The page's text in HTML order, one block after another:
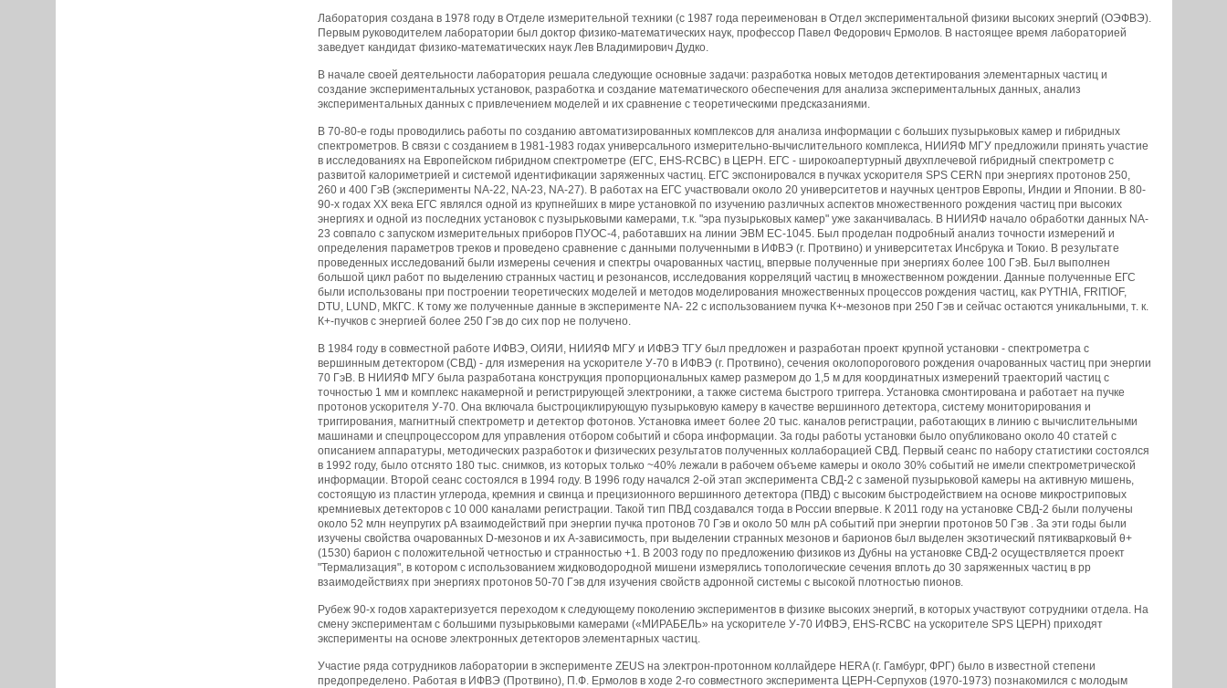
Лаборатория создана в 1978 году в Отделе измерительной техники (с 1987 года переименован в Отдел экспериментальной физики высоких энергий (ОЭФВЭ).
Первым руководителем лаборатории был доктор физико-математических наук, профессор Павел Федорович Ермолов. В настоящее время лабораторией
заведует кандидат физико-математических наук Лев Владимирович Дудко.
В начале своей деятельности лаборатория решала следующие основные задачи: разработка новых методов детектирования элементарных частиц и
создание экспериментальных установок, разработка и создание математического обеспечения для анализа экспериментальных данных, анализ
экспериментальных данных с привлечением моделей и их сравнение с теоретическими предсказаниями.
В 70-80-е годы проводились работы по созданию автоматизированных комплексов для анализа информации с больших пузырьковых камер и гибридных
спектрометров. В связи с созданием в 1981-1983 годах универсального измерительно-вычислительного комплекса, НИИЯФ МГУ предложили принять участие
в исследованиях на Европейском гибридном спектрометре (ЕГС, EHS-RCBC) в ЦЕРН. ЕГС - широкоапертурный двухплечевой гибридный спектрометр с
развитой калориметрией и системой идентификации заряженных частиц. ЕГС экспонировался в пучках ускорителя SPS CERN при энергиях протонов 250,
260 и 400 ГэВ (эксперименты NA-22, NA-23, NA-27). В работах на ЕГС участвовали около 20 университетов и научных центров Европы, Индии и Японии. В 80-
90-х годах XX века ЕГС являлся одной из крупнейших в мире установкой по изучению различных аспектов множественного рождения частиц при высоких
энергиях и одной из последних установок с пузырьковыми камерами, т.к. "эра пузырьковых камер" уже заканчивалась. В НИИЯФ начало обработки данных NA-
23 совпало с запуском измерительных приборов ПУОС-4, работавших на линии ЭВМ ЕС-1045. Был проделан подробный анализ точности измерений и
определения параметров треков и проведено сравнение с данными полученными в ИФВЭ (г. Протвино) и университетах Инсбрука и Токио. В результате
проведенных исследований были измерены сечения и спектры очарованных частиц, впервые полученные при энергиях более 100 ГэВ. Был выполнен
большой цикл работ по выделению странных частиц и резонансов, исследования корреляций частиц в множественном рождении. Данные полученные ЕГС
были использованы при построении теоретических моделей и методов моделирования множественных процессов рождения частиц, как PYTHIA, FRITIOF,
DTU, LUND, МКГС. К тому же полученные данные в эксперименте NA- 22 с использованием пучка К+-мезонов при 250 Гэв и сейчас остаются уникальными, т. к.
К+-пучков с энергией более 250 Гэв до сих пор не получено.
В 1984 году в совместной работе ИФВЭ, ОИЯИ, НИИЯФ МГУ и ИФВЭ ТГУ был предложен и разработан проект крупной установки - спектрометра с
вершинным детектором (СВД) - для измерения на ускорителе У-70 в ИФВЭ (г. Протвино), сечения околопорогового рождения очарованных частиц при энергии
70 ГэВ. В НИИЯФ МГУ была разработана конструкция пропорциональных камер размером до 1,5 м для координатных измерений траекторий частиц с
точностью 1 мм и комплекс накамерной и регистрирующей электроники, а также система быстрого триггера. Установка смонтирована и работает на пучке
протонов ускорителя У-70. Она включала быстроциклирующую пузырьковую камеру в качестве вершинного детектора, систему мониторирования и
триггирования, магнитный спектрометр и детектор фотонов. Установка имеет более 20 тыс. каналов регистрации, работающих в линию с вычислительными
машинами и спецпроцессором для управления отбором событий и сбора информации. За годы работы установки было опубликовано около 40 статей с
описанием аппаратуры, методических разработок и физических результатов полученных коллаборацией СВД. Первый сеанс по набору статистики состоялся
в 1992 году, было отснято 180 тыс. снимков, из которых только ~40% лежали в рабочем объеме камеры и около 30% событий не имели спектрометрической
информации. Второй сеанс состоялся в 1994 году. В 1996 году начался 2-ой этап эксперимента СВД-2 с заменой пузырьковой камеры на активную мишень,
состоящую из пластин углерода, кремния и свинца и прецизионного вершинного детектора (ПВД) с высоким быстродействием на основе микростриповых
кремниевых детекторов с 10 000 каналами регистрации. Такой тип ПВД создавался тогда в России впервые. К 2011 году на установке СВД-2 были получены
около 52 млн неупругих рА взаимодействий при энергии пучка протонов 70 Гэв и около 50 млн рА событий при энергии протонов 50 Гэв . За эти годы были
изучены свойства очарованных D-мезонов и их А-зависимость, при выделении странных мезонов и барионов был выделен экзотический пятикварковый θ+
(1530) барион с положительной четностью и странностью +1. В 2003 году по предложению физиков из Дубны на установке СВД-2 осуществляется проект
"Термализация", в котором с использованием жидководородной мишени измерялись топологические сечения вплоть до 30 заряженных частиц в рр
взаимодействиях при энергиях протонов 50-70 Гэв для изучения свойств адронной системы с высокой плотностью пионов.
Рубеж 90-х годов характеризуется переходом к следующему поколению экспериментов в физике высоких энергий, в которых участвуют сотрудники отдела. На
смену экспериментам с большими пузырьковыми камерами («МИРАБЕЛЬ» на ускорителе У-70 ИФВЭ, EHS-RCBC на ускорителе SPS ЦЕРН) приходят
эксперименты на основе электронных детекторов элементарных частиц.
Участие ряда сотрудников лаборатории в эксперименте ZEUS на электрон-протонном коллайдере HERA (г. Гамбург, ФРГ) было в известной степени
предопределено. Работая в ИФВЭ (Протвино), П.Ф. Ермолов в ходе 2-го совместного эксперимента ЦЕРН-Серпухов (1970-1973) познакомился с молодым